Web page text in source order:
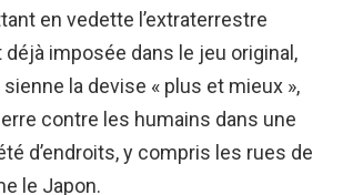
en vedette l’extraterrestre
déjà imposée dans le jeu original,
la devise « plus et mieux »,
contre les humains dans une
d’endroits, y compris les rues de
le Japon.